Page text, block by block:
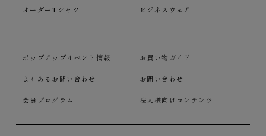
オーダーTシャツ ビジネスウェア
ポップアップイベント情報 お買い物ガイド
よくあるお問い合わせ お問い合わせ
会員プログラム 法人様向けコンテンツ